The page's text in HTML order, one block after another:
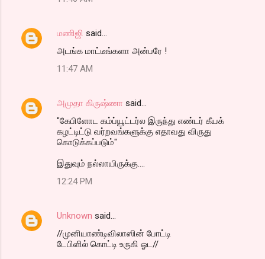
மணிஜி said…
அடங்க மாட்டீங்களா அன்பரே !
11:47 AM
அமுதா கிருஷ்ணா said…
"கேபிளோட கம்ப்யூட்டர்ல இருந்து எண்டர் கீயக்
கழட்டிட்டு வர்றவங்களுக்கு எதாவது விருது
கொடுக்கப்படும்"
இதுவும் நல்லாயிருக்கு....
12:24 PM
Unknown said…
//முனியாண்டிவிலாஸின் போட்டி
டேபிளில் கொட்டி உருகி ஓட//